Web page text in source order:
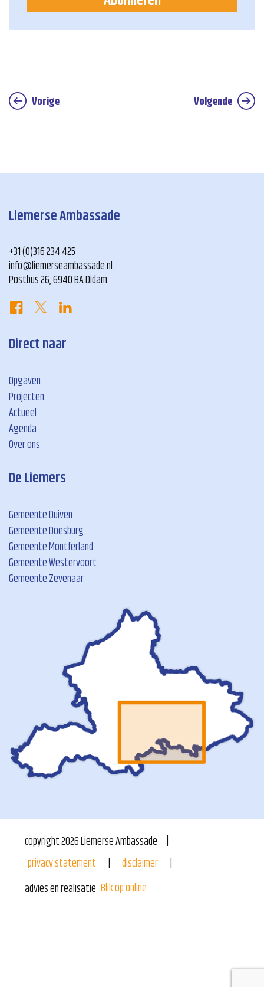
Vorige Volgende
Liemerse Ambassade
+31 (0)316 234 425
info@liemerseambassade.nl
Postbus 26, 6940 BA Didam
Direct naar
Opgaven
Projecten
Actueel
Agenda
Over ons
De Liemers
Gemeente Duiven
Gemeente Doesburg
Gemeente Montferland
Gemeente Westervoort
Gemeente Zevenaar
copyright2026Liemerse Ambassade
privacy statement
disclaimer
advies en realisatie Blik op online